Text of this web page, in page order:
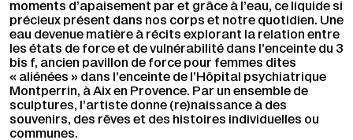
moments d’apaisement par et grâce à l’eau, ce liquide si
précieux présent dans nos corps et notre quotidien. Une
eau devenue matière à récits explorant la relation entre
les états de force et de vulnérabilité dans l’enceinte du 3
bis f, ancien pavillon de force pour femmes dites
« aliénées » dans l’enceinte de l’Hôpital psychiatrique
Montperrin, à Aix en Provence. Par un ensemble de
sculptures, l’artiste donne (re)naissance à des
souvenirs, des rêves et des histoires individuelles ou
communes.